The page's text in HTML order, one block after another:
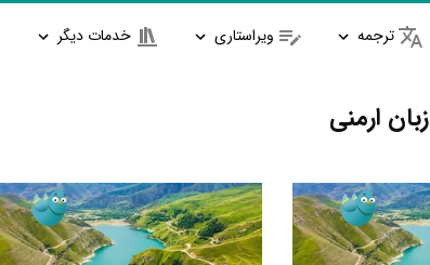
ترجمه ویراستاری خدمات دیگر
ارمنی